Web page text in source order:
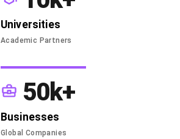
Universities
Academic Partners
50k+
Businesses
Global Companies